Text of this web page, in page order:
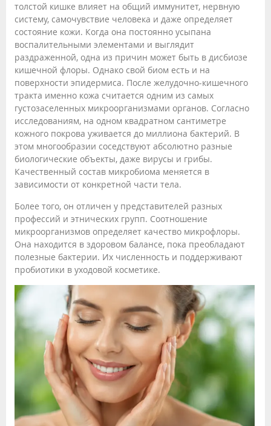
толстой кишке влияет на общий иммунитет, нервную
систему, самочувствие человека и даже определяет
состояние кожи. Когда она постоянно усыпана
воспалительными элементами и выглядит
раздраженной, одна из причин может быть в дисбиозе
кишечной флоры. Однако свой биом есть и на
поверхности эпидермиса. После желудочно-кишечного
тракта именно кожа считается одним из самых
густозаселенных микроорганизмами органов. Согласно
исследованиям, на одном квадратном сантиметре
кожного покрова уживается до миллиона бактерий. В
этом многообразии соседствуют абсолютно разные
биологические объекты, даже вирусы и грибы.
Качественный состав микробиома меняется в
зависимости от конкретной части тела.
Более того, он отличен у представителей разных
профессий и этнических групп. Соотношение
микроорганизмов определяет качество микрофлоры.
Она находится в здоровом балансе, пока преобладают
полезные бактерии. Их численность и поддерживают
пробиотики в уходовой косметике.